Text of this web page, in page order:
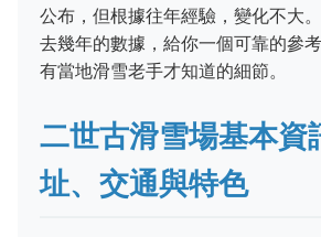
公布，但根據往年經驗，變化不大
去幾年的數據，給你一個可靠的參
有當地滑雪老手才知道的細節。
二世古滑雪場基本資
址、交通與特色